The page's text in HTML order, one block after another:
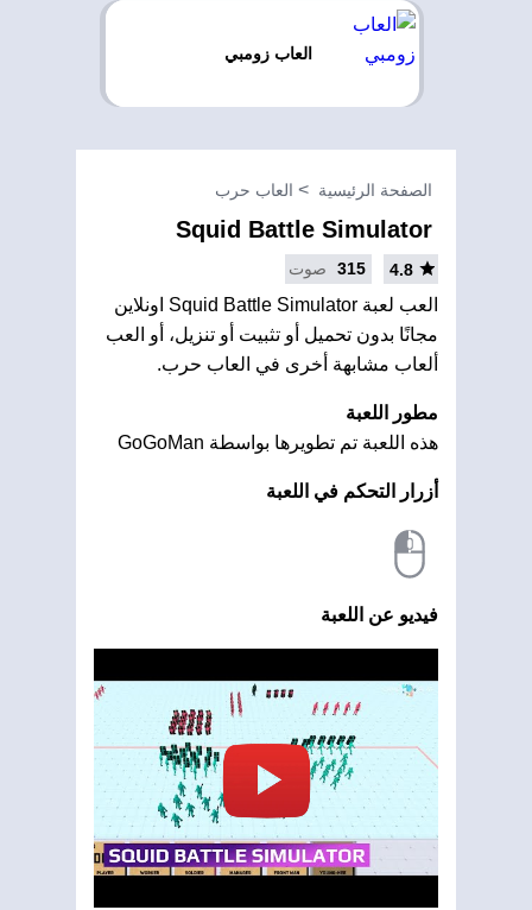
العاب زومبي
الصفحة الرئيسية العاب حرب
Squid Battle Simulator
4.8
315 صوت
العب لعبة Squid Battle Simulator اونلاين
مجانًا بدون تحميل أو تثبيت أو تنزيل، أو العب
ألعاب مشابهة أخرى في العاب حرب.
مطور اللعبة
هذه اللعبة تم تطويرها بواسطة GoGoMan
أزرار التحكم في اللعبة
فيديو عن اللعبة